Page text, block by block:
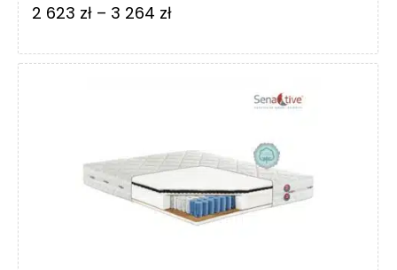
2 623 zł – 3 264 złZakres
od
3
264 zł